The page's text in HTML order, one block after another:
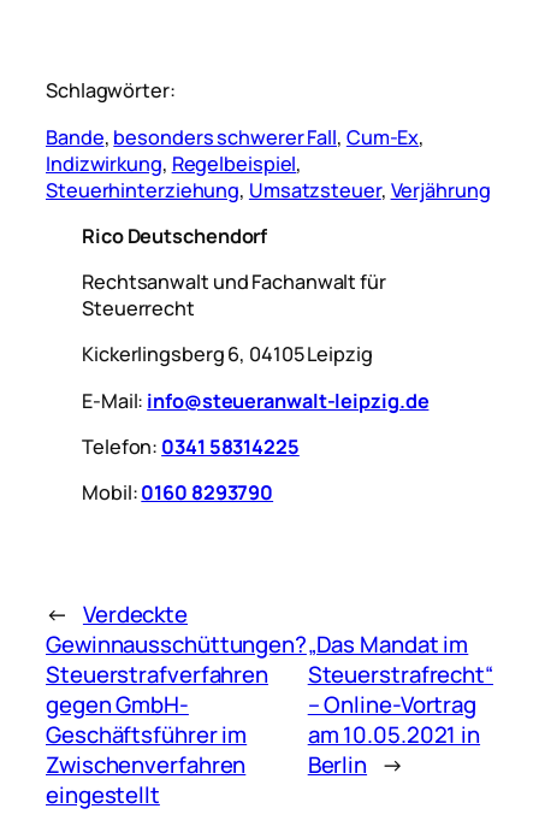
Schlagwörter:
Bande, besonders schwerer Fall, Cum-Ex
Indizwirkung, Regelbeispiel
Steuerhinterziehung, Umsatzsteuer, Verjährung
Rico Deutschendorf
Rechtsanwalt und Fachanwalt für
Steuerrecht
Kickerlingsberg 6, 04105 Leipzig
E-Mail: info@steueranwalt-leipzig.de
Telefon: 0341 58314225
Mobil:0160 8293790
← Verdeckte
Gewinnausschüttungen?
Steuerstrafverfahren
gegen GmbH-
Geschäftsführer im
Zwischenverfahren
eingestellt
„Das Mandat im
Steuerstrafrecht“
– Online-Vortrag
am 10.05.2021 in
Berlin →